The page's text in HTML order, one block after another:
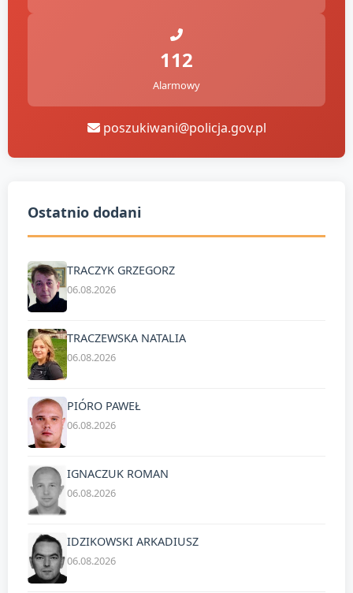
112
Alarmowy
poszukiwani@policja.gov.pl
Ostatnio dodani
TRACZYK GRZEGORZ
06.08.2026
TRACZEWSKA NATALIA
06.08.2026
PIÓRO PAWEŁ
06.08.2026
IGNACZUK ROMAN
06.08.2026
IDZIKOWSKI ARKADIUSZ
06.08.2026